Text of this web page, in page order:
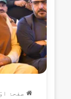
صفحۂ